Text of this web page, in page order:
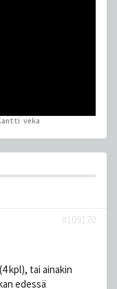
,veka
#109170
kpl), tai ainakin
edessä